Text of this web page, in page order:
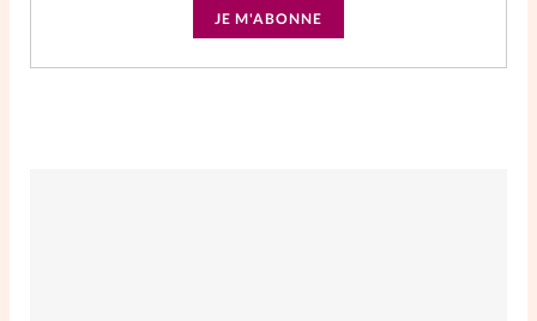
JE M'ABONNE